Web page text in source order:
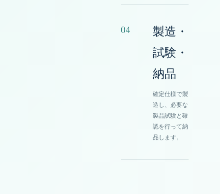
04
製造・
試験・
納品
確定仕様で製
造し、必要な
製品試験と確
認を行って納
品します。